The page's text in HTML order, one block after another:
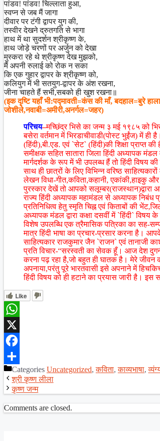
पांडव! पांडव! चिल्लाता हुआ,
स्वप्न से जब मैं जागा
दीवार पर टंगी द्वापर युग की,
तस्वीर देखने द्रुतगति से भागा
हाथ में था सुदर्शन श्रीकृष्ण के,
हाथ जोड़े चरणों पर अर्जुन को देखा
मुस्करा रहे थे श्रीकृष्ण देख मुझको,
मैं अपनी रुलाई को रोक न सका
कि एक गुहार द्वापर के श्रीकृष्ण को,
कलियुग में भी सतयुग-द्वापर के अंश रखना,
जीना चाहते हैं सभी,सबको ही खुश रखना॥
(इक दृष्टि यहाँ भी:पद्मावती=कंस की माँ, बदहाल=बुरे
जोशीले,नवाबी=अमीरी,अनर्गल=जहर)
परिचय–मच्छिंद्र भिसे का जन्म ३ मई १९८५ को
बसेरा वर्तमान में भिरडाचीवाडी(पोस्ट भुईंज) में ही
(हिंदी),बी.एड. एवं `सेट` (हिंदी)की शिक्षा प्राप्त
समीक्षक सहित सातारा जिला हिंदी अध्यापक
मार्गदर्शक के रूप में भी उपलब्ध हैं तो हिंदी विषय
साथ ही छात्रों के लिए विभिन्न वरिष्ठ
लेखन विधा-गीत,कविता,कहानी, एकांकी,हाइकु
पुरस्कार देखें तो आपको सलूम्बर(राजस्थान)द्वारा
राज्य हिंदी अध्यापक महामंडल से अध्यापक निबंध
प्रतिनिधित्व हेतु स्मृति चिह्न एवं किताबों की
अध्यापक मंडल द्वारा कक्षा दसवीं में `हिंदी`
विशेष उपलब्धि एक त्रैमासिक पत्रिका का सह-
मात्र हिंदी भाषा का प्रचार-प्रसार करना है। आपके
साहित्यकार राजकुमार जैन `राजन` एवं तानाजी
प्रति विचार-“सरस्वती का सेवक हूँ। आज देश
करना पढ़ रहा है,जो बहुत ही घातक है। मेरे जीवन
अपनाया,परंतु पूरे भारतवासी इसे अपनाने में
हिंदी विषय को ही हटाने का प्रयास जारी है।
Like
WhatsApp
X
Facebook
ShareCategories Uncategorized,कविता,काव्यभाषा,
श्री कृष्ण लीला
कृष्ण जन्म
Comments are closed.